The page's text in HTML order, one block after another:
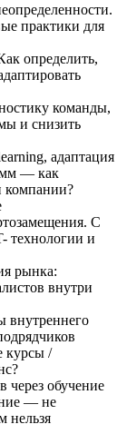
практики для
определить,
команды,
и снизить
адаптация
— как
компании?
С
технологии и
рынка:
внутри
внутреннего
курсы /
через обучение
— не
нельзя